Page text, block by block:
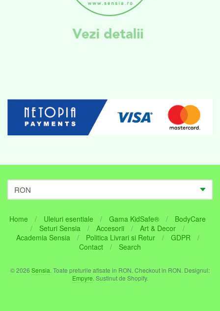
Navigare:
menu
Home / Uleiuri esentiale / Gama KidSafe® /
BodyCare
/
Seturi Sensia / Accesorii / Art & Decor
/
Academia Sensia
/ Politica Livrari si Retur / GDPR
/
Contact
/ Search
© 2026 Sensia. Toate preturile afisate in RON. Checkout in RON. Designul:
Empyre. Sustinut de Shopify.